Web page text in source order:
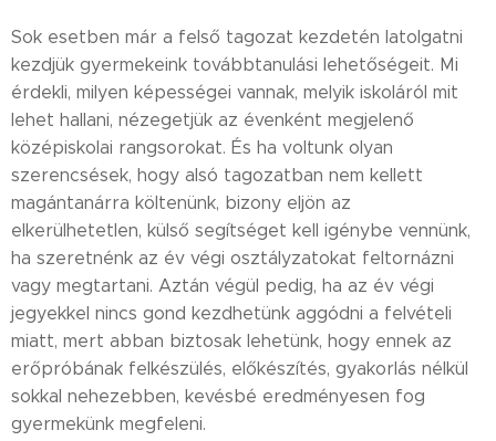
Sok esetben már a felső tagozat kezdetén latolgatni
kezdjük gyermekeink továbbtanulási lehetőségeit. Mi
érdekli, milyen képességei vannak, melyik iskoláról mit
lehet hallani, nézegetjük az évenként megjelenő
középiskolai rangsorokat. És ha voltunk olyan
szerencsések, hogy alsó tagozatban nem kellett
magántanárra költenünk, bizony eljön az
elkerülhetetlen, külső segítséget kell igénybe vennünk,
ha szeretnénk az év végi osztályzatokat feltornázni
vagy megtartani. Aztán végül pedig, ha az év végi
jegyekkel nincs gond kezdhetünk aggódni a felvételi
miatt, mert abban biztosak lehetünk, hogy ennek az
erőpróbának felkészülés, előkészítés, gyakorlás nélkül
sokkal nehezebben, kevésbé eredményesen fog
gyermekünk megfeleni.